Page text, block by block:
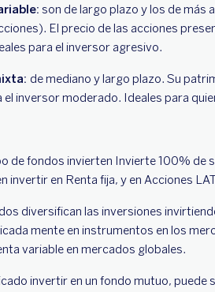
son de largo plazo y los de más
El precio de las acciones
para el inversor agresivo.
de mediano y largo plazo. Su
inversor moderado. Ideales para
de fondos invierten Invierte 100% de
invertir en Renta fija, y en Acciones
diversifican las inversiones
mente en instrumentos en los
variable en mercados globales.
invertir en un fondo mutuo,